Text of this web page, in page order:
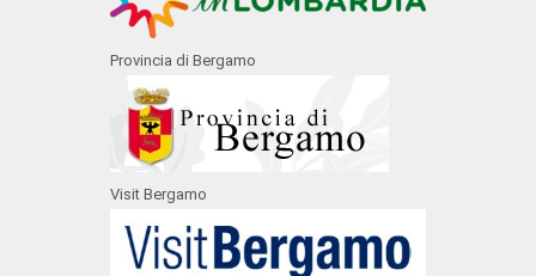
Provincia di Bergamo
Visit Bergamo